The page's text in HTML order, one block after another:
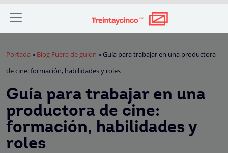
Portada » Blog Fuera de guion » Guía para trabajar en una productora
de cine: formación, habilidades y roles
Guía para trabajar en una
productora de cine:
formación, habilidades y
roles